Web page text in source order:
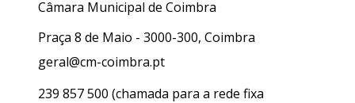
Câmara Municipal de Coimbra
Praça 8 de Maio - 3000-300, Coimbra
geral@cm-coimbra.pt
239 857 500 (chamada para a rede fixa